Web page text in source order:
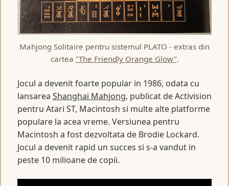
Mahjong Solitaire pentru sistemul PLATO - extras din
cartea "The Friendly Orange Glow".
Jocul a devenit foarte popular in 1986, odata cu
lansarea Shanghai Mahjong, publicat de Activision
pentru Atari ST, Macintosh si multe alte platforme
populare la acea vreme. Versiunea pentru
Macintosh a fost dezvoltata de Brodie Lockard.
Jocul a devenit rapid un succes si s-a vandut in
peste 10 milioane de copii.